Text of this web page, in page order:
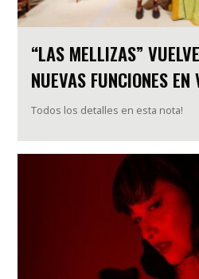
“LAS MELLIZAS”
NUEVAS FUNCIONES
Todos los detalles en esta nota!